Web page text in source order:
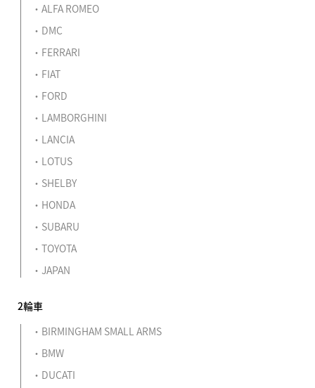
ALFA ROMEO
DMC
FERRARI
FIAT
FORD
LAMBORGHINI
LANCIA
LOTUS
SHELBY
HONDA
SUBARU
TOYOTA
JAPAN
2輪車
BIRMINGHAM SMALL ARMS
BMW
DUCATI